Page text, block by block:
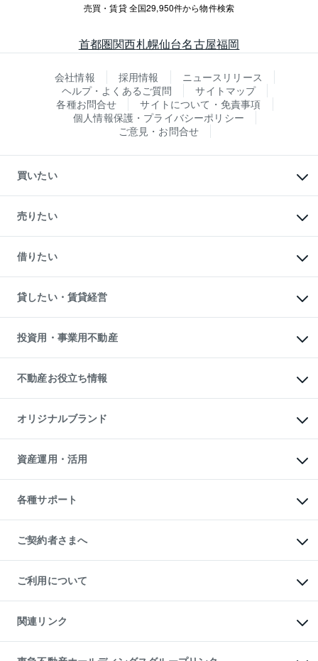
売買・賃貸 全国29,950件から物件検索
首都圏関西札幌仙台名古屋福岡
会社情報 採用情報
ニュースリリース
ヘルプ・よくあるご質問
サイトマップ
各種お問合せ
サイトについて・免責事項
個人情報保護・プライバシーポリシー
ご意見・お問合せ
買いたい
新築・分譲マンションの購入
中古マンションの購入
一戸建ての購入
中古一戸建ての購入
不動産購入の流れ
注目キーワード物件特集
購入ガイド
English 繁体中文簡体中文
売りたい
一戸建ての売却・査定
土地の売却・査定
スピードAI査定
不動産査定について
不動産売却の流れ
不動産買換えの流れ
売却ガイド
借りたい
オフィス・店舗の賃貸
借りるときの流れ
借りるガイド
貸したい・賃貸経営
マンション賃料データ
賃貸管理プラン
リロケーションについて
貸すガイド
投資用・事業用不動産
事業用不動産
マンション投資
投資用マンション
アパート経営
収益物件
ビル購入（ビル一棟）
投資用不動産の売却査定
事業用不動産の売却査定
不動産お役立ち情報
マンションライブラリー
人気マンションランキング
暮らしに役立つ不動産メディア
不動産相場・不動産価格情報
不動産コラム・ニュース
不動産用語集
不動産なんでもネット相談室
住まいの税金
オリジナルブランド
一棟リノベーションマンション
L`GENTE（ルジェンテ）
区分リノベーションマンション
投資用一棟レジデンスWELL
不動産小口投資
LEGACIA（レガシア）
資産運用・活用
不動産M&A
アセットマネジメント・出資
各種サポート
相続サポート
リフォームサポート
ご契約者さまへ
ご紹介・再契約特典
入居者様専用-各種ご案内（賃貸）
東急こすもす会「こすもすWeb」
ご利用について
金融商品取引について
東急リバブル ソーシャルメディアポリシー
ご意見・お問い合わせ（金融商品取引専用の相談・お問い合わせ窓口）
関連リンク
これからご結婚される方に東急百貨店のブライダルクラブ